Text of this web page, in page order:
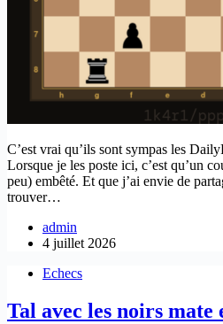
C’est vrai qu’ils sont sympas les
Lorsque je les poste ici, c’est qu’un
peu) embêté. Et que j’ai envie de
trouver…
admin
4 juillet 2026
Echecs
Tal avec les noirs mate